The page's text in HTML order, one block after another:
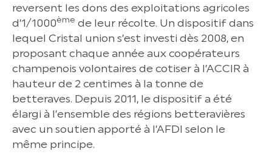
reversent les dons des exploitations agricoles
d’1/1000ème de leur récolte. Un dispositif dans
lequel Cristal union s’est investi dès 2008, en
proposant chaque année aux coopérateurs
champenois volontaires de cotiser à l’ACCIR à
hauteur de 2 centimes à la tonne de
betteraves. Depuis 2011, le dispositif a été
élargi à l’ensemble des régions betteravières
avec un soutien apporté à l’AFDI selon le
même principe.